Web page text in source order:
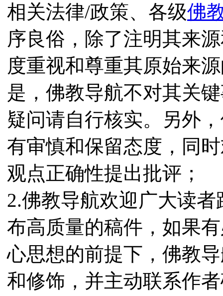
相关法律/政策、各级佛
序良俗，除了注明其来
度重视和尊重其原始来
是，佛教导航不对其关
疑问请自行核实。另外
有审慎和保留态度，同
观点正确性提出批评；
2.佛教导航欢迎广大读
布高质量的稿件，如果
心思想的前提下，佛教
和修饰，并主动联系作